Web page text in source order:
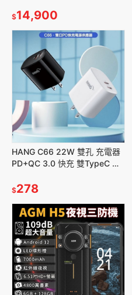
$14,900
HANG C66 22W 雙孔 充電器
PD+QC 3.0 快充 雙TypeC 快
$278